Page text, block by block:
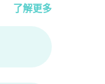
了解更多